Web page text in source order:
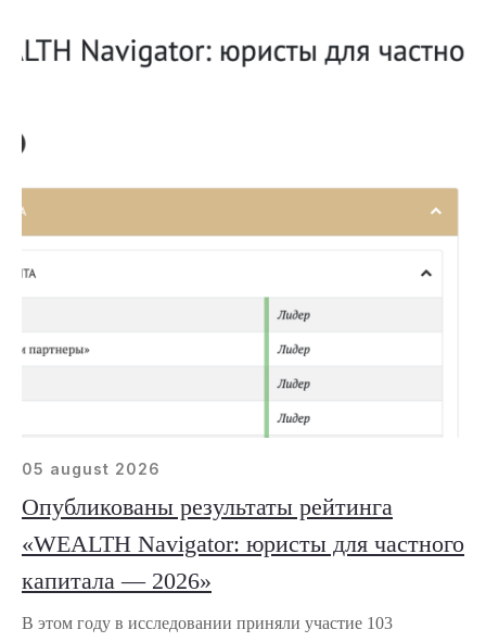
05 august 2026
Опубликованы результаты рейтинга
«WEALTH Navigator: юристы для частного
капитала — 2026»
В этом году в исследовании приняли участие 103